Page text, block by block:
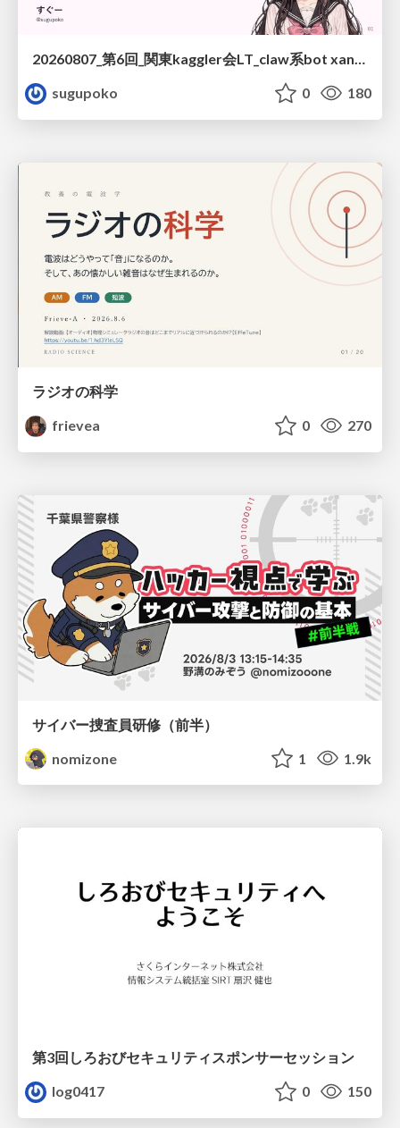
sugupoko
0 180
ラジオの科学
frievea
0 270
サイバー捜査員研修（前半）
nomizone
1 1.9k
第3回しろおびセキュリティスポンサーセッション
log0417
0 150